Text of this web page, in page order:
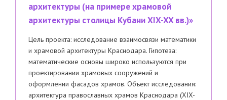
архитектуры (на примере храмовой
архитектуры столицы Кубани XIX-XX вв.)»
Цель проекта: исследование взаимосвязи математики
и храмовой архитектуры Краснодара. Гипотеза:
математические основы широко используются при
проектировании храмовых сооружений и
оформлении фасадов храмов. Объект исследования:
архитектура православных храмов Краснодара (XIX-